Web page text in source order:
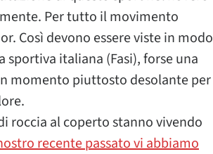
Per tutto il movimento
Così devono essere viste in modo
italiana (Fasi), forse una
momento piuttosto desolante per
roccia al coperto stanno vivendo
recente passato vi abbiamo